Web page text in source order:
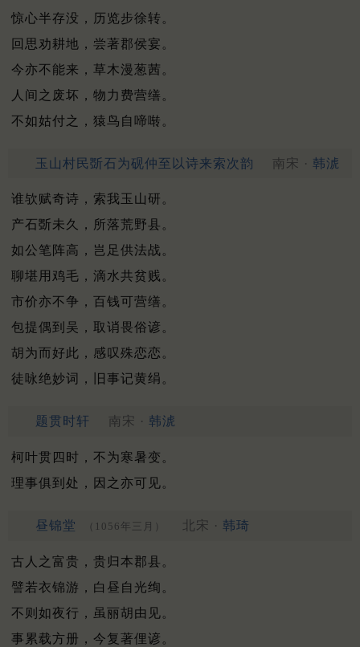
惊心半存没，历览步徐转。
回思劝耕地，尝著郡侯宴。
今亦不能来，草木漫葱茜。
人间之废坏，物力费营缮。
不如姑付之，猿鸟自啼啭。
玉山村民斲石为砚仲至以诗来索次韵 南宋 · 韩淲
谁欤赋奇诗，索我玉山研。
产石斲未久，所落荒野县。
如公笔阵高，岂足供法战。
聊堪用鸡毛，滴水共贫贱。
市价亦不争，百钱可营缮。
包提偶到吴，取诮畏俗谚。
胡为而好此，感叹殊恋恋。
徒咏绝妙词，旧事记黄绢。
题贯时轩 南宋 · 韩淲
柯叶贯四时，不为寒暑变。
理事俱到处，因之亦可见。
昼锦堂 （1056年三月） 北宋 · 韩琦
古人之富贵，贵归本郡县。
譬若衣锦游，白昼自光绚。
不则如夜行，虽丽胡由见。
事累载方册，今复著俚谚。